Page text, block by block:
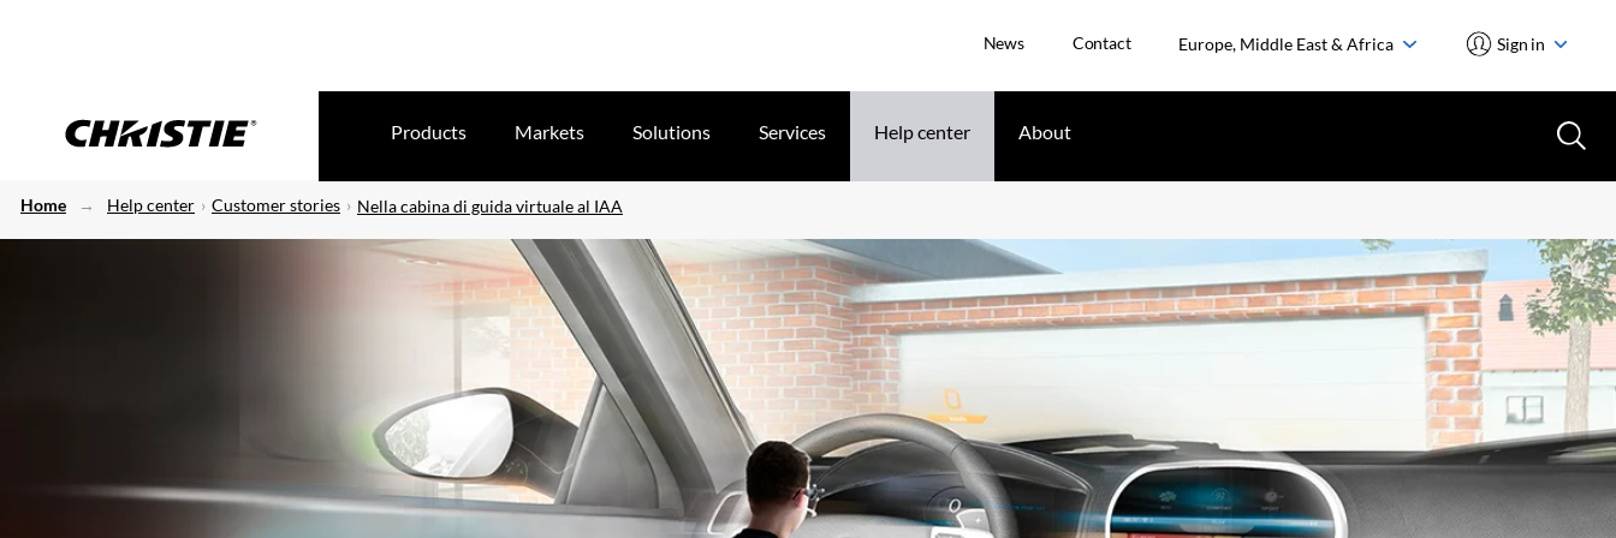
News Contact Europe, Middle East & Africa Sign in
Products Markets Solutions Services Help center About
Home Help center Customer stories Nella cabina di guida virtuale al IAA